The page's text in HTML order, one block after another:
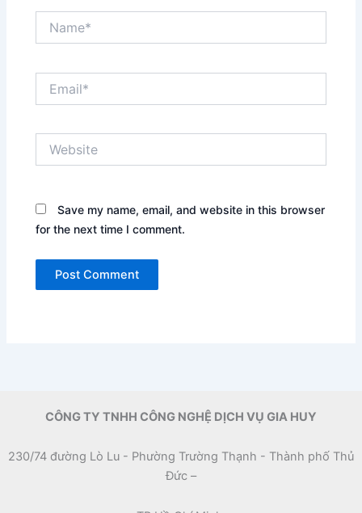
Save my name, email, and website in this browser
for the next time I comment.
CÔNG TY TNHH CÔNG NGHỆ DỊCH VỤ GIA HUY
230/74 đường Lò Lu - Phường Trường Thạnh - Thành phố Thủ
Đức –